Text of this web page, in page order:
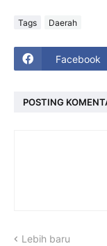
Tags Daerah
Facebook
POSTING
Lebih baru